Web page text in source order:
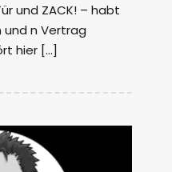
und ZACK! – habt
und n Vertrag
hier […]